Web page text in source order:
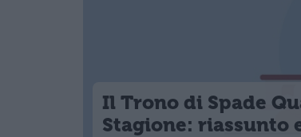
Il Trono di Spade
Stagione: riassunto